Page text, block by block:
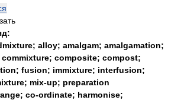
alloy; amalgam; amalgamation;
composite; compost;
fusion; immixture; interfusion;
mix-up; preparation
co-ordinate; harmonise;